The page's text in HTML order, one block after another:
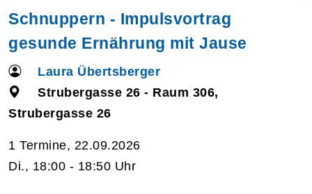
Schnuppern - Impulsvortrag
gesunde Ernährung mit Jause
Laura Übertsberger
Strubergasse 26 - Raum 306,
Strubergasse 26
1 Termine, 22.09.2026
Di., 18:00 - 18:50 Uhr